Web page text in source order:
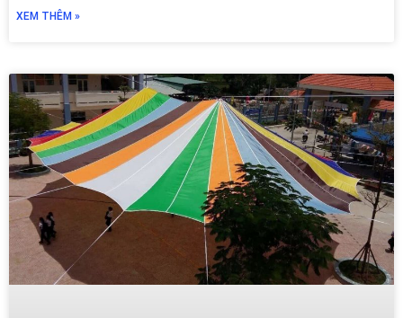
XEM THÊM »